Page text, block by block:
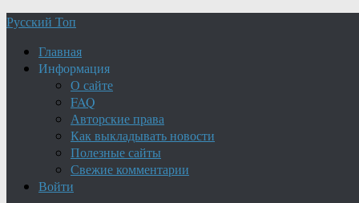
Русский Топ
Главная
Информация
О сайте
FAQ
Авторские права
Как выкладывать новости
Полезные сайты
Свежие комментарии
Войти